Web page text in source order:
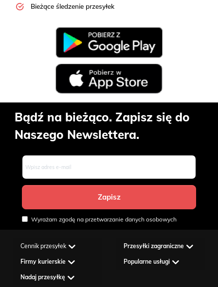
Bieżące śledzenie przesyłek
Bądź na bieżąco. Zapisz się do
Naszego Newslettera.
Wyrażam zgodę na przetwarzanie danych osobowych
Cennik przesyłek Przesyłki zagraniczne
Firmy kurierskie Popularne usługi
Nadaj przesyłkę